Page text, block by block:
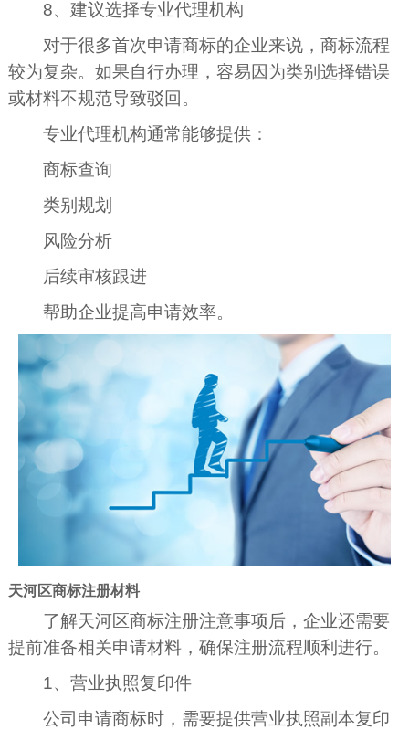
8、建议选择专业代理机构
对于很多首次申请商标的企业来说，商标流程
较为复杂。如果自行办理，容易因为类别选择错误
或材料不规范导致驳回。
专业代理机构通常能够提供：
商标查询
类别规划
风险分析
后续审核跟进
帮助企业提高申请效率。
天河区商标注册材料
了解天河区商标注册注意事项后，企业还需要
提前准备相关申请材料，确保注册流程顺利进行。
1、营业执照复印件
公司申请商标时，需要提供营业执照副本复印